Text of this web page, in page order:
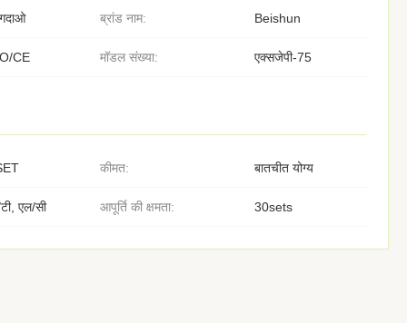
ब्रांड नाम: Beishun
CE मॉडल संख्या: एक्सजेपी-75
कीमत: बातचीत योग्य
एल/सी आपूर्ति की क्षमता: 30sets